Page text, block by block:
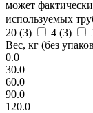
может фактически
используемых
20 (3) 4 (3)
Вес, кг (без
0.0
30.0
60.0
90.0
120.0